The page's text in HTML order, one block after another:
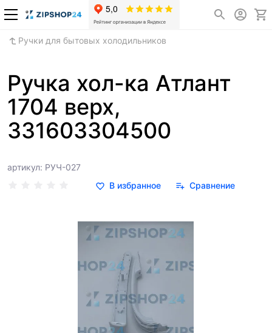
Ручки для бытовых холодильников
Ручка хол-ка Атлант
1704 верх,
331603304500
артикул: РУЧ-027
В избранное
Сравнение